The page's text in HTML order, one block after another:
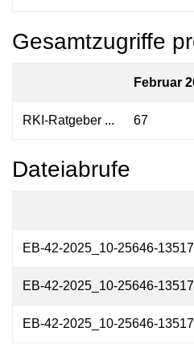
Gesamtzugriffe
Februar
RKI-Ratgeber ... 67
Dateiabrufe
EB-42-2025_10-25646-
EB-42-2025_10-25646-
EB-42-2025_10-25646-